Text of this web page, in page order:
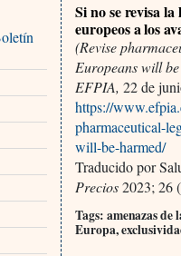
Si no se revisa
europeos a los
(Revise
Europeans will
EFPIA, 22 de
https://
pharmaceutical-
will-be-harmed/
Traducido por
Precios2023; 26
Tags: amenazas
Europa,